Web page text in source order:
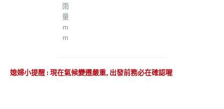
雨
量
m
m
媳婦小提醒 : 現在氣候變遷嚴重, 出發前務必在確認喔